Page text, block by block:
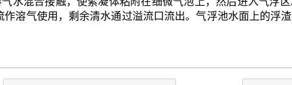
溶气使用，剩余清水通过溢流口流出。气浮池水面上的浮